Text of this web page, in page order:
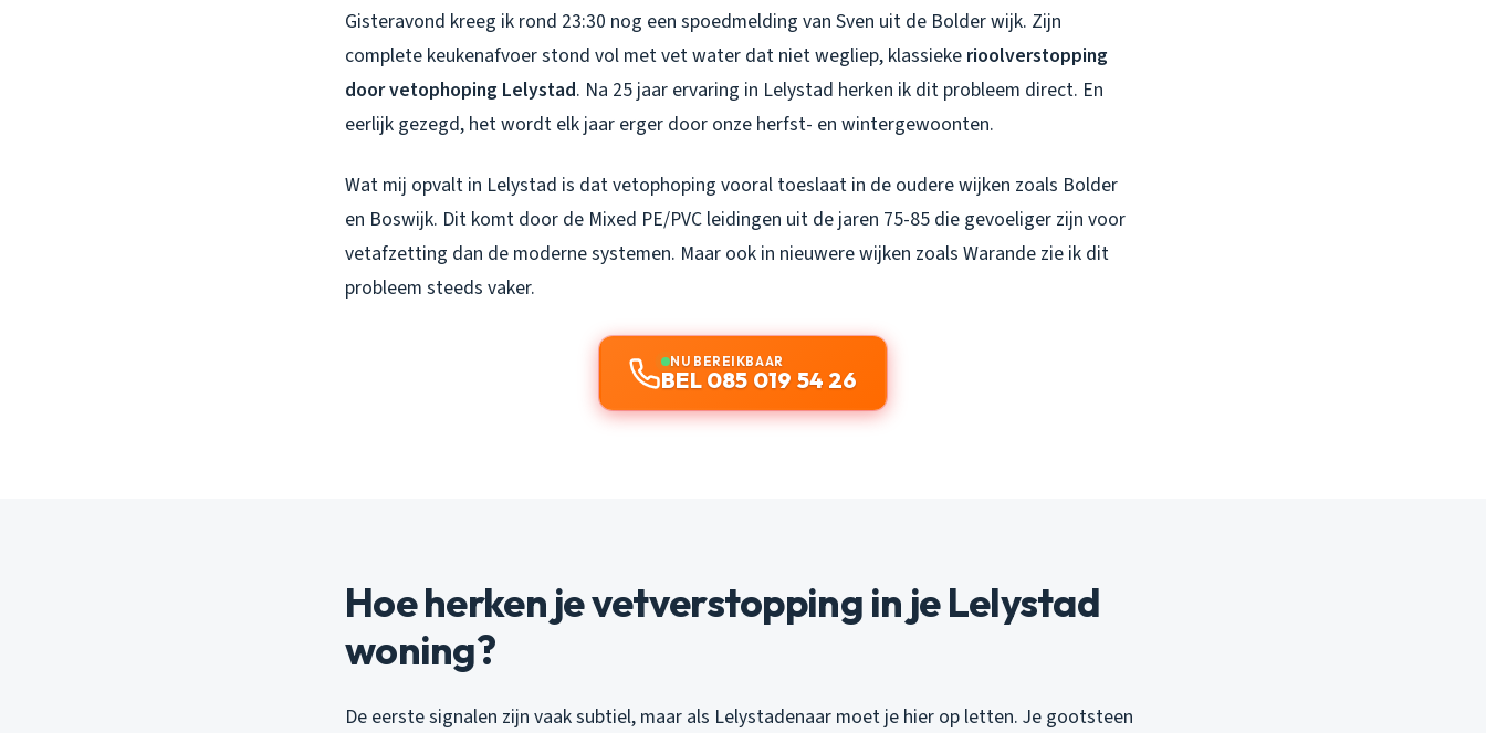
Gisteravond kreeg ik rond 23:30 nog een spoedmelding van Sven uit de Bolder wijk. Zijn
complete keukenafvoer stond vol met vet water dat niet wegliep, klassieke rioolverstopping
door vetophoping Lelystad. Na 25 jaar ervaring in Lelystad herken ik dit probleem direct. En
eerlijk gezegd, het wordt elk jaar erger door onze herfst- en wintergewoonten.
Wat mij opvalt in Lelystad is dat vetophoping vooral toeslaat in de oudere wijken zoals Bolder
en Boswijk. Dit komt door de Mixed PE/PVC leidingen uit de jaren 75-85 die gevoeliger zijn voor
vetafzetting dan de moderne systemen. Maar ook in nieuwere wijken zoals Warande zie ik dit
probleem steeds vaker.
NU BEREIKBAAR
BEL 085 019 54 26
Hoe herken je vetverstopping in je Lelystad
woning?
De eerste signalen zijn vaak subtiel, maar als Lelystadenaar moet je hier op letten. Je gootsteen